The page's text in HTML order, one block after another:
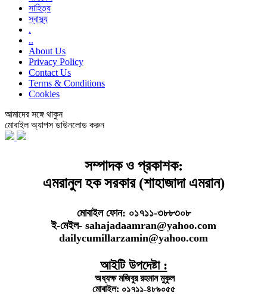
সাহিত্য
স্বাস্থ্য
.
..
About Us
Privacy Policy
Contact Us
Terms & Conditions
Cookies
আমাদের সঙ্গে থাকুন
মোবাইল অ্যাপস ডাউনলোড করুন
সম্পাদক ও প্রকাশক:
এমরানুল হক সরকার (শাহাজাদা এমরান)
মোবাইল ফোন: ০১৭১১-৩৮৮৩০৮
ই-মেইল- sahajadaamran@yahoo.com
dailycumillarzamin@yahoo.com
আইটি উপদেষ্টা :
অধ্যক্ষ মজিবুর রহমান মুকুল
মোবাইল: ০১৭১১-৪৮৯০৫৫